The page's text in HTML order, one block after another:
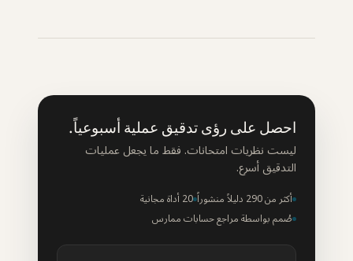
احصل على رؤى تدقيق عملية أسبوعياً.
ليست نظريات امتحانات. فقط ما يجعل عمليات
التدقيق أسرع.
أكثر من 290 دليلاً منشوراً
20 أداة مجانية
صُمم بواسطة مراجع حسابات ممارس